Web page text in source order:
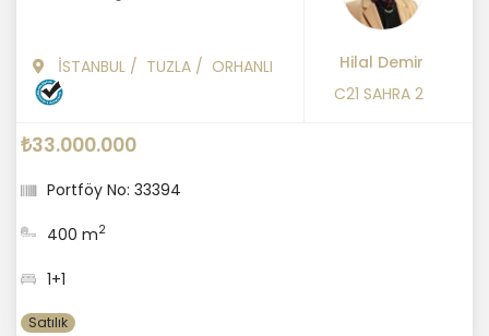
İSTANBUL / TUZLA / ORHANLI
Hilal Demir
C21 SAHRA 2
₺33.000.000
Portföy No: 33394
400 m2
1+1
Satılık